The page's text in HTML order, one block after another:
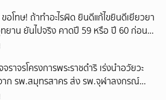
ขอโทษ! ถ้าทำอะไรผิด ยินดีแก้ไขยินดีเยียวยา
ยาน ยันไปจริง คาดปี 59 หรือ ปี 60 ก่อน
ราจรโครงการพระราชดำริ เร่งนำอวัยวะ
าก รพ.สมุทรสาคร ส่ง รพ.จุฬาลงกรณ์
น 24 นาที